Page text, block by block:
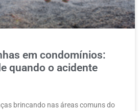
em condomínios:
quando o acidente
brincando nas áreas comuns do